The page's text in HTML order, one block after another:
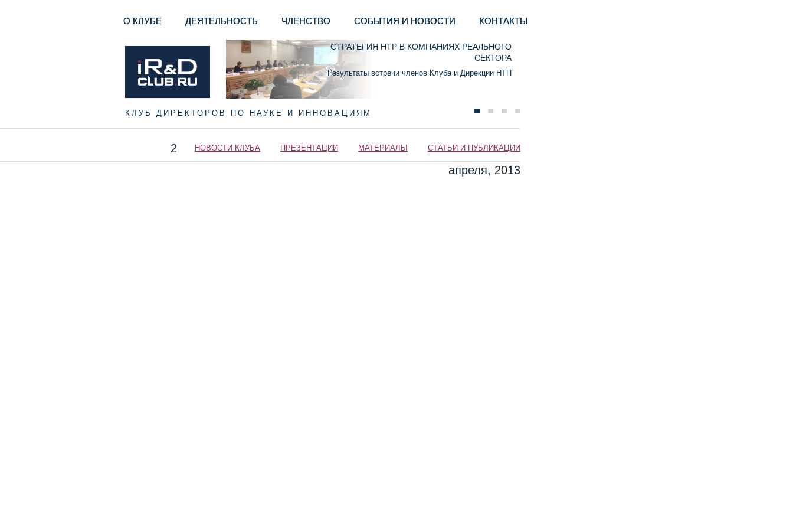
О КЛУБЕ ДЕЯТЕЛЬНОСТЬ ЧЛЕНСТВО СОБЫТИЯ И НОВОСТИ КОНТАКТЫ
СТРАТЕГИЯ НТР В КОМПАНИЯХ РЕАЛЬНОГО
СЕКТОРА
Результаты встречи членов Клуба и Дирекции НТП
КЛУБ ДИРЕКТОРОВ ПО НАУКЕ И ИННОВАЦИЯМ
НОВОСТИ КЛУБА ПРЕЗЕНТАЦИИ МАТЕРИАЛЫ СТАТЬИ И ПУБЛИКАЦИИ
2
апреля, 2013